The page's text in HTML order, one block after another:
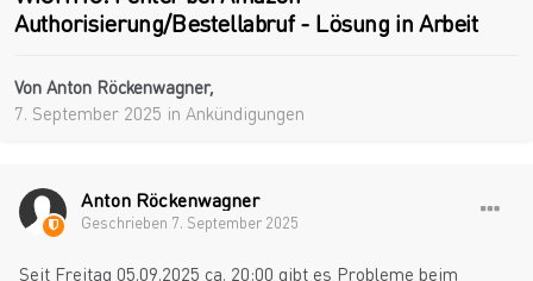
Authorisierung/Bestellabruf - Lösung in Arbeit
Von Anton Röckenwagner,
7. September 2025 in Ankündigungen
Anton Röckenwagner
Geschrieben 7. September 2025
Seit Freitag 05.09.2025 ca. 20:00 gibt es Probleme beim